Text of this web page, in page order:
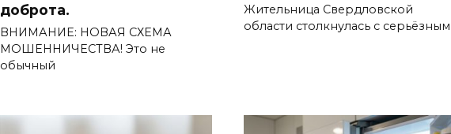
доброта.
ВНИМАНИЕ: НОВАЯ СХЕМА
МОШЕННИЧЕСТВА! Это не
обычный
Жительница Свердловской
области столкнулась с серьёзным